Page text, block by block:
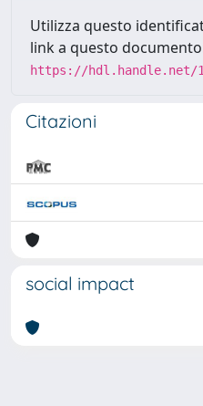
Utilizza questo
link a questo
https://hdl.handle.net/
Citazioni
social impact